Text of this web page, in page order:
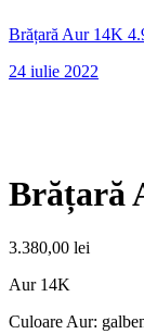
Brățară Aur 14K
24 iulie 2022
Brățară
3.380,00 lei
Aur 14K
Culoare Aur: